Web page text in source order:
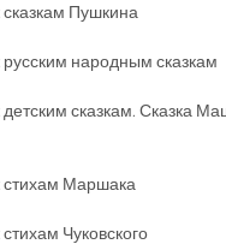
Пушкина
народным сказкам
сказкам. Сказка
стихам Маршака
Чуковского